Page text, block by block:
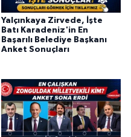
Yalçınkaya Zirvede, İşte
Batı Karadeniz'in En
Başarılı Belediye Başkanı
Anket Sonuçları